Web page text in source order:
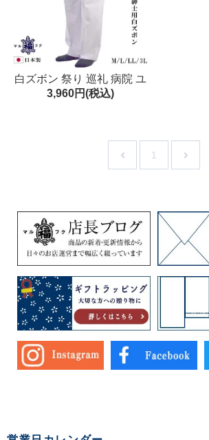
白ズボン 祭り 巡礼 病院 ユ
ニフォーム 総ゴム 紳士 ズボ
ックス 前開き ベルトループ
3,960円(税込)
1